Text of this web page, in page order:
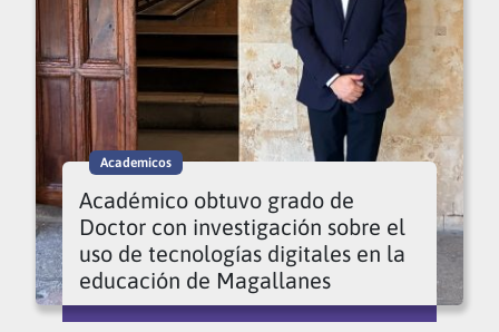
Academicos
Académico obtuvo grado de
Doctor con investigación sobre el
uso de tecnologías digitales en la
educación de Magallanes